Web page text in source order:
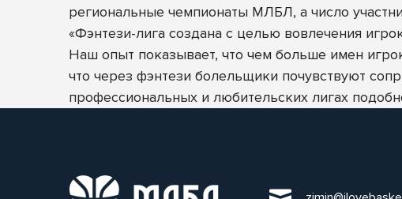
региональные чемпионаты МЛБЛ, а число
«Фэнтези-лига создана с целью вовлечения
Наш опыт показывает, что чем больше имен
что через фэнтези болельщики почувствуют
профессиональных и любительских лигах